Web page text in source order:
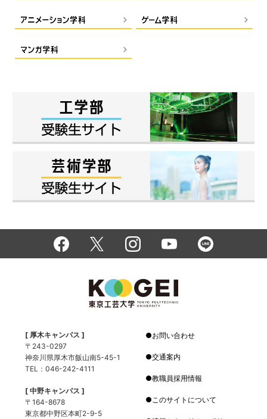
[ 厚木キャンパス ]
〒243-0297
神奈川県厚木市飯山南5-45-1
TEL：046-242-4111
[ 中野キャンパス ]
〒164-8678
東京都中野区本町2-9-5
お問い合わせ
交通案内
教職員採用情報
このサイトについて